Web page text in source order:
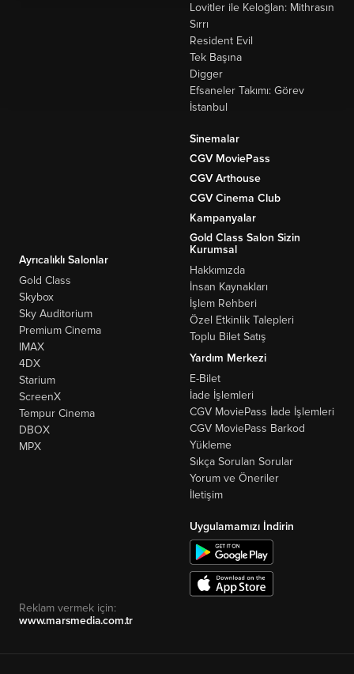
Lovitler ile Keloğlan: Mithrasın
Sırrı
Resident Evil
Tek Başına
Digger
Efsaneler Takımı: Görev
İstanbul
Sinemalar
CGV MoviePass
CGV Arthouse
CGV Cinema Club
Kampanyalar
Gold Class Salon Sizin
Ayrıcalıklı Salonlar
Gold Class
Skybox
Sky Auditorium
Premium Cinema
IMAX
4DX
Starium
ScreenX
Tempur Cinema
DBOX
MPX
Kurumsal
Hakkımızda
İnsan Kaynakları
İşlem Rehberi
Özel Etkinlik Talepleri
Toplu Bilet Satış
Yardım Merkezi
E-Bilet
İade İşlemleri
CGV MoviePass İade İşlemleri
CGV MoviePass Barkod
Yükleme
Sıkça Sorulan Sorular
Yorum ve Öneriler
İletişim
Uygulamamızı İndirin
Reklam vermek için:
www.marsmedia.com.tr